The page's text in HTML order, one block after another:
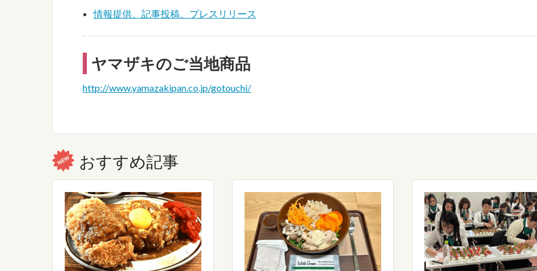
情報提供、記事投稿、プレスリリース
ヤマザキのご当地商品
http://www.yamazakipan.co.jp/gotouchi/
おすすめ記事